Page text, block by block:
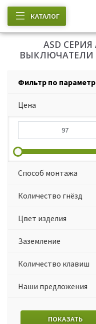
КАТАЛОГ
ASD
ВЫКЛЮЧАТЕЛИ
Фильтр по
Цена
Способ монтажа
Количество гнёзд
Цвет изделия
Заземление
Количество клавиш
Наши предложения
ПОКАЗАТЬ